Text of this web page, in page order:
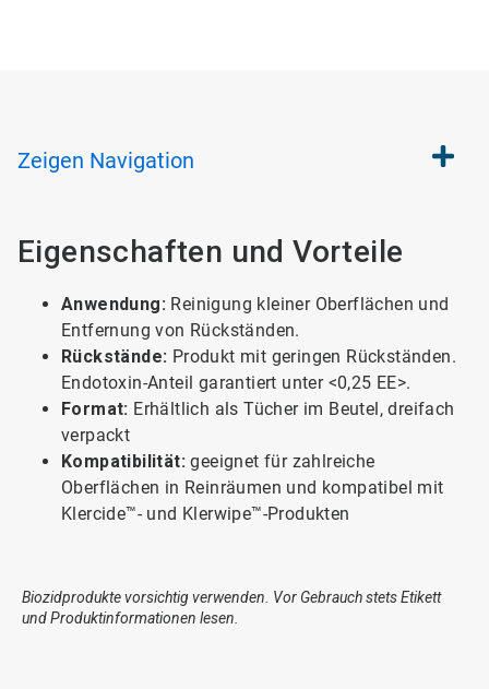
Zeigen Navigation
Eigenschaften und Vorteile
Anwendung: Reinigung kleiner Oberflächen und
Entfernung von Rückständen.
Rückstände: Produkt mit geringen Rückständen.
Endotoxin-Anteil garantiert unter <0,25 EE>.
Format: Erhältlich als Tücher im Beutel, dreifach
verpackt
Kompatibilität:geeignet für zahlreiche
Oberflächen in Reinräumen und kompatibel mit
Klercide™- und Klerwipe™-Produkten
Biozidprodukte vorsichtig verwenden. Vor Gebrauch stets Etikett
und Produktinformationen lesen.